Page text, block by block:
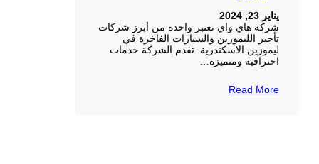
يناير 23, 2024
شركة هاي واي تعتبر واحدة من أبرز شركات
تأجير الليموزين والسيارات الفاخرة في
ليموزين الاسكندرية. تقدم الشركة خدمات
احترافية ومتميزة…
Read More